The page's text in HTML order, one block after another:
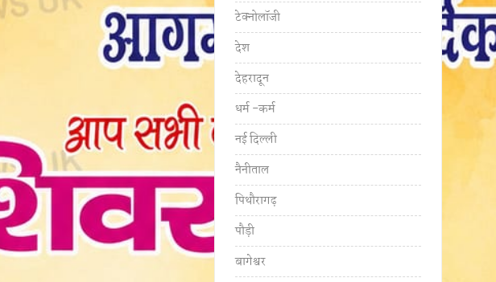
टेक्नोलॉजी
देश
देहरादून
धर्म -कर्म
नई दिल्ली
नैनीताल
पिथौरागढ़
पौड़ी
बागेश्वर